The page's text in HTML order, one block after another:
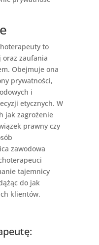
to
oraz zaufania
Obejmuje ona
prywatności,
i
etycznych. W
jak zagrożenie
prawny czy
zawodowa
tajemnicy
do jak
klientów.